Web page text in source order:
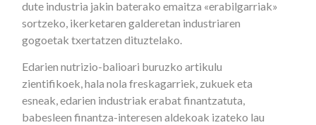
dute industria jakin baterako emaitza «erabilgarriak»
sortzeko, ikerketaren galderetan industriaren
gogoetak txertatzen dituztelako.
Edarien nutrizio-balioari buruzko artikulu
zientifikoek, hala nola freskagarriek, zukuek eta
esneak, edarien industriak erabat finantzatuta,
babesleen finantza-interesen aldekoak izateko lau